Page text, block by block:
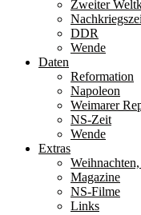
Zweiter
DDR
Wende
Daten
Reformation
Napoleon
Weimarer
NS-Zeit
Wende
Extras
Magazine
NS-Filme
Links